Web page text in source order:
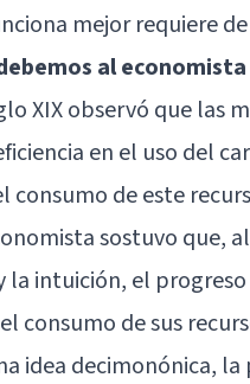
mejor requiere
al
XIX observó que las
en el uso del
consumo de este
sostuvo que,
la intuición, el
consumo de sus
idea decimonónica,